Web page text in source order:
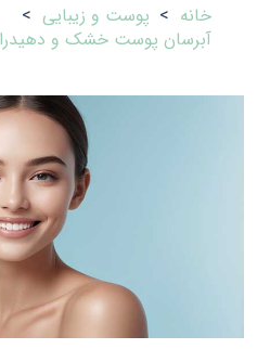
خانه > پوست و زیبایی >
آبرسان پوست خشک و دهیدراته: 6 بهترین و